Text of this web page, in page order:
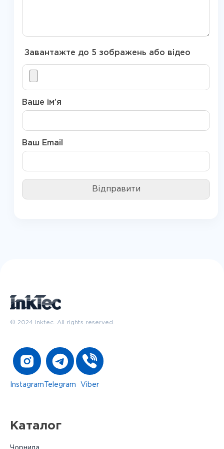
Завантажте до 5 зображень або відео
Ваше ім’я
Ваш Email
© 2024 Inktec. All rights reserved.
Instagram Telegram Viber
Каталог
Чорнила